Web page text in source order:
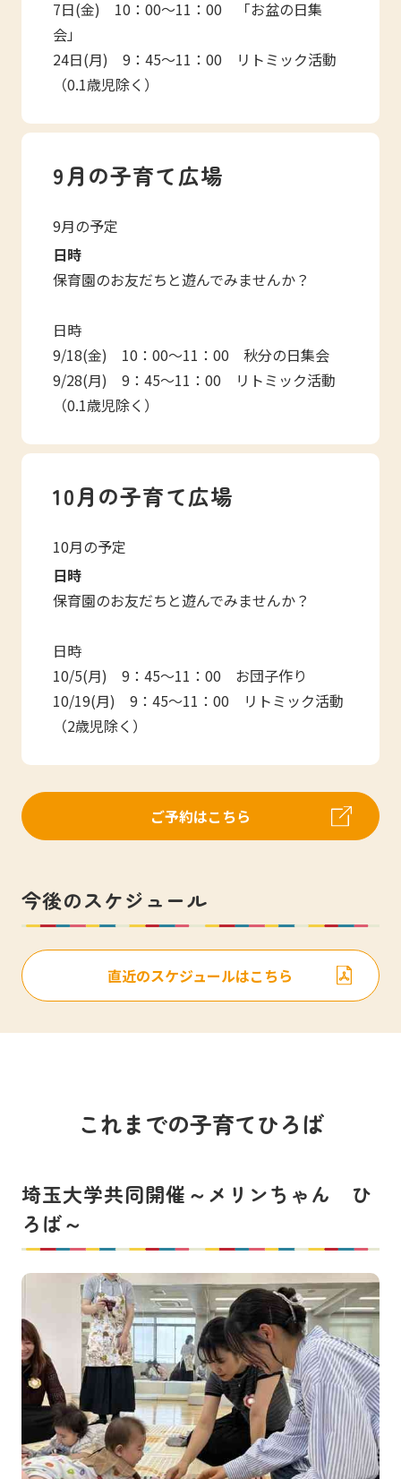
7日(金) 10：00～11：00 「お盆の日集
会」
24日(月) 9：45～11：00 リトミック活動
（0.1歳児除く）
9月の子育て広場
9月の予定
日時
保育園のお友だちと遊んでみませんか？
日時
9/18(金) 10：00～11：00 秋分の日集会
9/28(月) 9：45～11：00 リトミック活動
（0.1歳児除く）
10月の子育て広場
10月の予定
日時
保育園のお友だちと遊んでみませんか？
日時
10/5(月) 9：45～11：00 お団子作り
10/19(月) 9：45～11：00 リトミック活動
（2歳児除く）
ご予約はこちら
今後のスケジュール
直近のスケジュールはこちら
これまでの子育てひろば
埼玉大学共同開催～メリンちゃん ひ
ろば～